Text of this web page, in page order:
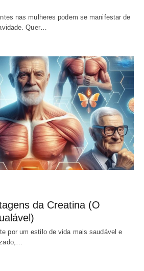
nas mulheres podem se manifestar de
Quer…
da Creatina (O
por um estilo de vida mais saudável e